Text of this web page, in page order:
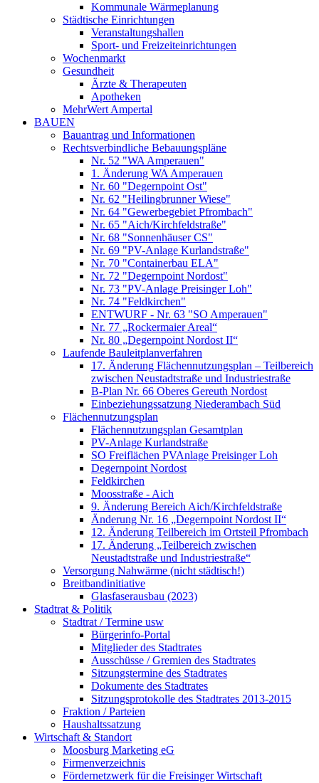
Kommunale Wärmeplanung
Städtische Einrichtungen
Veranstaltungshallen
Sport- und Freizeiteinrichtungen
Wochenmarkt
Gesundheit
Ärzte & Therapeuten
Apotheken
MehrWert Ampertal
BAUEN
Bauantrag und Informationen
Rechtsverbindliche Bebauungspläne
Nr. 52 "WA Amperauen"
1. Änderung WA Amperauen
Nr. 60 "Degernpoint Ost"
Nr. 62 "Heilingbrunner Wiese"
Nr. 64 "Gewerbegebiet Pfrombach"
Nr. 65 "Aich/Kirchfeldstraße"
Nr. 68 "Sonnenhäuser CS"
Nr. 69 "PV-Anlage Kurlandstraße"
Nr. 70 "Containerbau ELA"
Nr. 72 "Degernpoint Nordost"
Nr. 73 "PV-Anlage Preisinger Loh"
Nr. 74 "Feldkirchen"
ENTWURF - Nr. 63 "SO Amperauen"
Nr. 77 „Rockermaier Areal“
Nr. 80 „Degernpoint Nordost II“
Laufende Bauleitplanverfahren
17. Änderung Flächennutzungsplan – Teilbereich
zwischen Neustadtstraße und Industriestraße
B-Plan Nr. 66 Oberes Gereuth Nordost
Einbeziehungssatzung Niederambach Süd
Flächennutzungsplan
Flächennutzungsplan Gesamtplan
PV-Anlage Kurlandstraße
SO Freiflächen PV­Anlage Preisinger Loh
Degernpoint Nordost
Feldkirchen
Moosstraße - Aich
9. Änderung Bereich Aich/Kirchfeldstraße
Änderung Nr. 16 „Degernpoint Nordost II“
12. Änderung Teilbereich im Ortsteil Pfrombach
17. Änderung „Teilbereich zwischen
Neustadtstraße und Industriestraße“
Versorgung Nahwärme (nicht städtisch!)
Breitbandinitiative
Glasfaserausbau (2023)
Stadtrat & Politik
Stadtrat / Termine usw
Bürgerinfo-Portal
Mitglieder des Stadtrates
Ausschüsse / Gremien des Stadtrates
Sitzungstermine des Stadtrates
Dokumente des Stadtrates
Sitzungsprotokolle des Stadtrates 2013-2015
Fraktion / Parteien
Haushaltssatzung
Wirtschaft & Standort
Moosburg Marketing eG
Firmenverzeichnis
Fördernetzwerk für die Freisinger Wirtschaft